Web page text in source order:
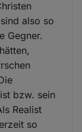
also so
Gegner.
bzw. sein
Realist
so